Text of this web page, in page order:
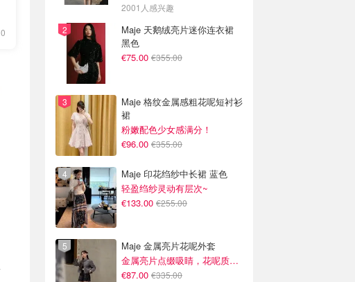
0
2001人感兴趣
Maje 天鹅绒亮片迷你连衣裙
黑色
€75.00 €355.00
Maje 格纹金属感粗花呢短衬衫
裙
粉嫩配色少女感满分！
€96.00 €355.00
Maje 印花绉纱中长裙 蓝色
轻盈绉纱灵动有层次~
€133.00 €255.00
Maje 金属亮片花呢外套
金属亮片点缀吸睛，花呢质感高级又显贵
€87.00 €335.00